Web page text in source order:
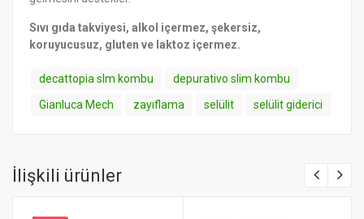
Sıvı gıda takviyesi, alkol içermez, şekersiz,
koruyucusuz, gluten ve laktoz içermez.
decattopia slm kombu
depurativo slim kombu
Gianluca Mech
zayıflama selülit selülit giderici
İlişkili ürünler